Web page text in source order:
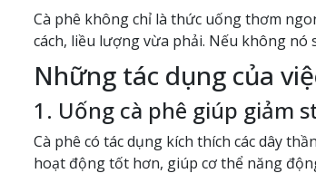
Cà phê không chỉ là thức uống thơm
cách, liều lượng vừa phải. Nếu không
Những tác dụng của
1. Uống cà phê giúp giảm
Cà phê có tác dụng kích thích các dây
hoạt động tốt hơn, giúp cơ thể năng